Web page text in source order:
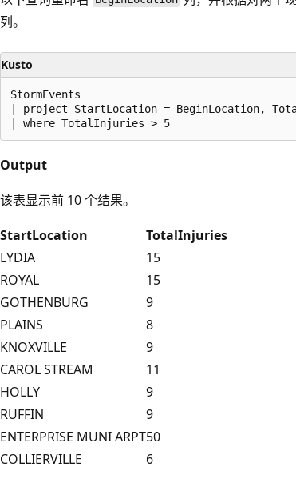
列。
Kusto
StormEvents
| project StartLocation = BeginLocation,
Output
该表显示前 10 个结果。
StartLocation
TotalInjuries
LYDIA
15
ROYAL
15
GOTHENBURG
9
PLAINS
8
KNOXVILLE
9
CAROL STREAM
11
HOLLY
9
RUFFIN
9
ENTERPRISE MUNI ARPT50
COLLIERVILLE
6